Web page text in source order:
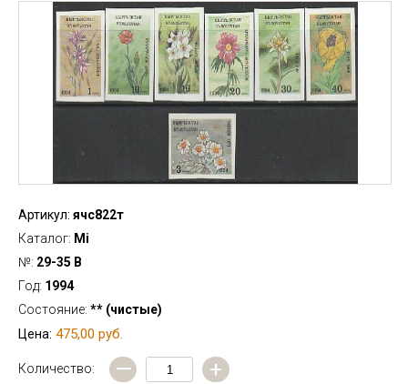
Артикул: ячс822т
Каталог: Mi
№: 29-35 В
Год: 1994
Состояние: ** (чистые)
Цена: 475,00 руб.
Количество:
— +